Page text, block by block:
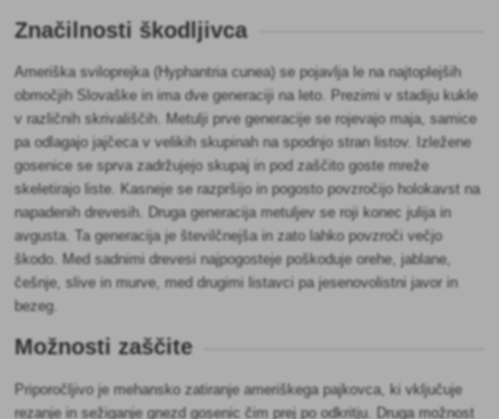
Značilnosti škodljivca
Ameriška sviloprejka (Hyphantria cunea) se pojavlja le na najtoplejših
območjih Slovaške in ima dve generaciji na leto. Prezimi v stadiju kukle
v različnih skrivališčih. Metulji prve generacije se rojevajo maja, samice
pa odlagajo jajčeca v velikih skupinah na spodnjo stran listov. Izležene
gosenice se sprva zadržujejo skupaj in pod zaščito goste mreže
skeletirajo liste. Kasneje se razpršijo in pogosto povzročijo holokavst na
napadenih drevesih. Druga generacija metuljev se roji konec julija in
avgusta. Ta generacija je številčnejša in zato lahko povzroči večjo
škodo. Med sadnimi drevesi najpogosteje poškoduje orehe, jablane,
češnje, slive in murve, med drugimi listavci pa jesenovolistni javor in
bezeg.
Možnosti zaščite
Priporočljivo je mehansko zatiranje ameriškega pajkovca, ki vključuje
rezanje in sežiganje gnezd gosenic čim prej po odkritju. Druga možnost